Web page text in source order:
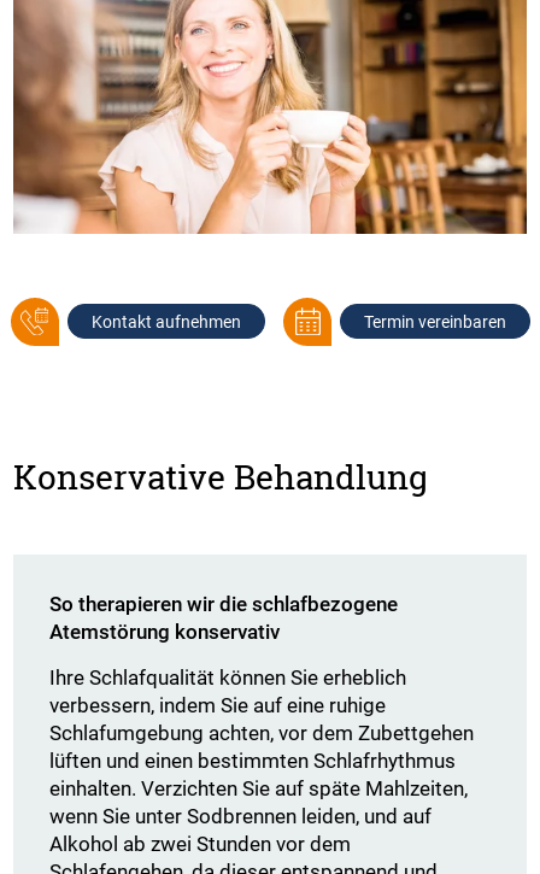
Kontakt aufnehmen Termin vereinbaren
Konservative Behandlung
So therapieren wir die schlafbezogene
Atemstörung konservativ
Ihre Schlafqualität können Sie erheblich
verbessern, indem Sie auf eine ruhige
Schlafumgebung achten, vor dem Zubettgehen
lüften und einen bestimmten Schlafrhythmus
einhalten. Verzichten Sie auf späte Mahlzeiten,
wenn Sie unter Sodbrennen leiden, und auf
Alkohol ab zwei Stunden vor dem